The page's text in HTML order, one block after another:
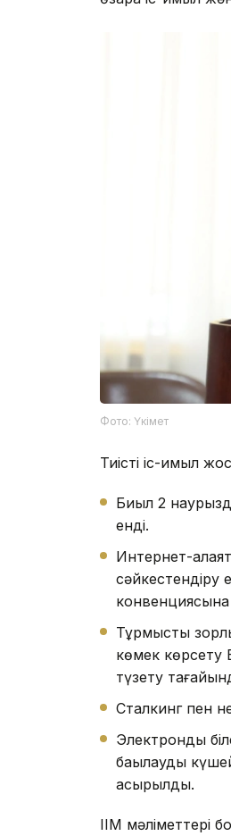
Фото: Үкімет
Тиісті іс-қимыл
Биыл 2
енді.
Интернет-
сәйкестендіру
конвенциясына
Тұрмыстық
көмек көрсету
түзету
Сталкинг пен
Электрондық
бақылауды
асырылды.
ІІМ мәліметтері